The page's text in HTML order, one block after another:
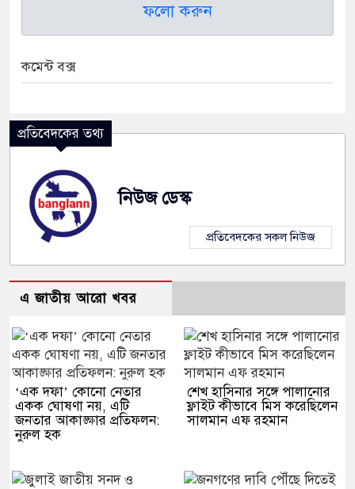
ফলো করুন
কমেন্ট বক্স
প্রতিবেদকের তথ্য
নিউজ ডেস্ক
প্রতিবেদকের সকল নিউজ
এ জাতীয় আরো খবর
‘এক দফা’ কোনো নেতার
একক ঘোষণা নয়, এটি
জনতার আকাঙ্ক্ষার প্রতিফলন:
নুরুল হক
শেখ হাসিনার সঙ্গে পালানোর
ফ্লাইট কীভাবে মিস করেছিলেন
সালমান এফ রহমান